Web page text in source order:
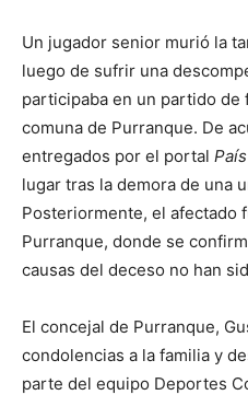
Un jugador senior murió la
luego de sufrir una
participaba en un partido de
comuna de Purranque. De
entregados por el portal
lugar tras la demora de una
Posteriormente, el afectado
Purranque, donde se
causas del deceso no han
El concejal de Purranque,
condolencias a la familia y
parte del equipo Deportes